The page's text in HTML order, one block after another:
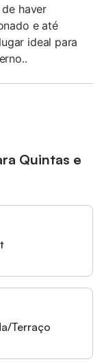
haver
e até
ideal para
Quintas e
Terraço